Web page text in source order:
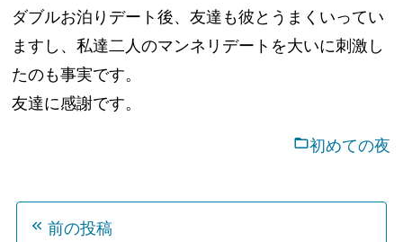
ダブルお泊りデート後、友達も彼とうまくいってい
ますし、私達二人のマンネリデートを大いに刺激し
たのも事実です。
友達に感謝です。
初めての夜
投
前の投稿